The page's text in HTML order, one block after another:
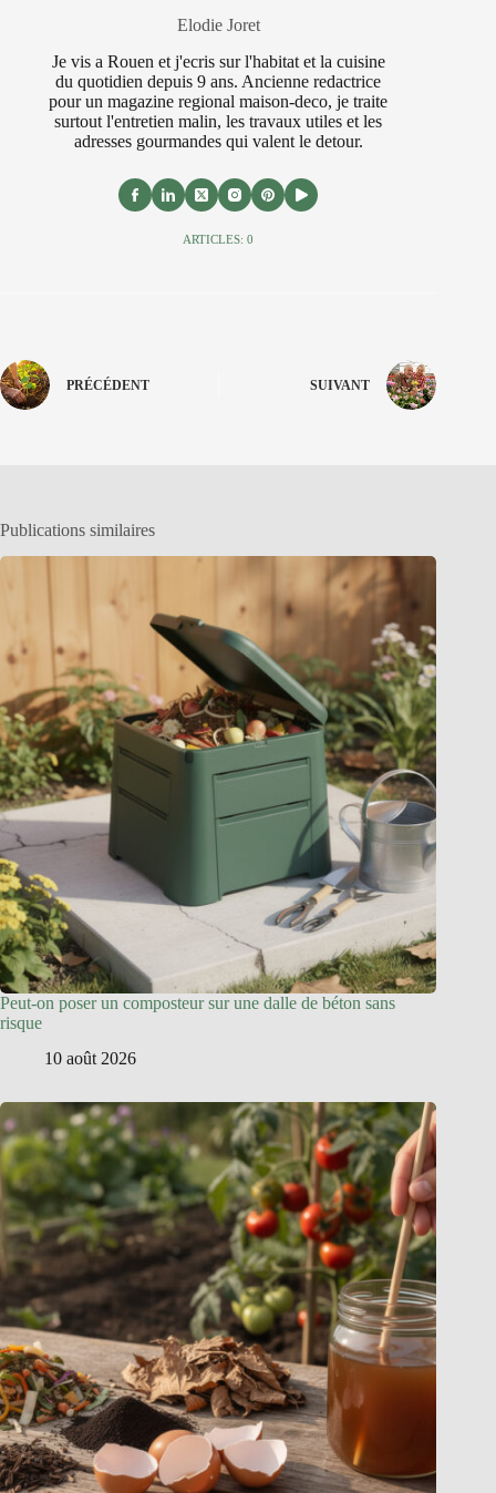
Elodie Joret
Je vis a Rouen et j'ecris sur l'habitat et la cuisine
du quotidien depuis 9 ans. Ancienne redactrice
pour un magazine regional maison-deco, je traite
surtout l'entretien malin, les travaux utiles et les
adresses gourmandes qui valent le detour.
ARTICLES: 0
PRÉCÉDENT SUIVANT
Publications similaires
Peut-on poser un composteur sur une dalle de béton sans
risque
10 août 2026